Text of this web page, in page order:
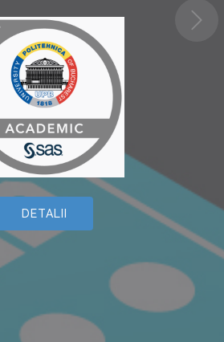
DETALII